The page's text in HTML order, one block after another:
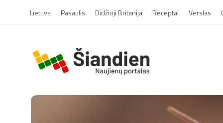
Lietuva Pasaulis Didžioji Britanija Receptai Verslas
S
a